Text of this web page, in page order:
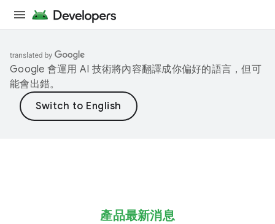
Google 會運用 AI 技術將內容翻譯成你偏好的語言，但可
能會出錯。
產品最新消息